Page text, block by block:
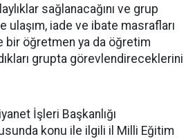
sağlanacağını ve grup
ulaşım, iade ve ibate masrafları
bir öğretmen ya da öğretim
grupta görevlendireceklerini
İşleri Başkanlığı
konu ile ilgili il Milli Eğitim